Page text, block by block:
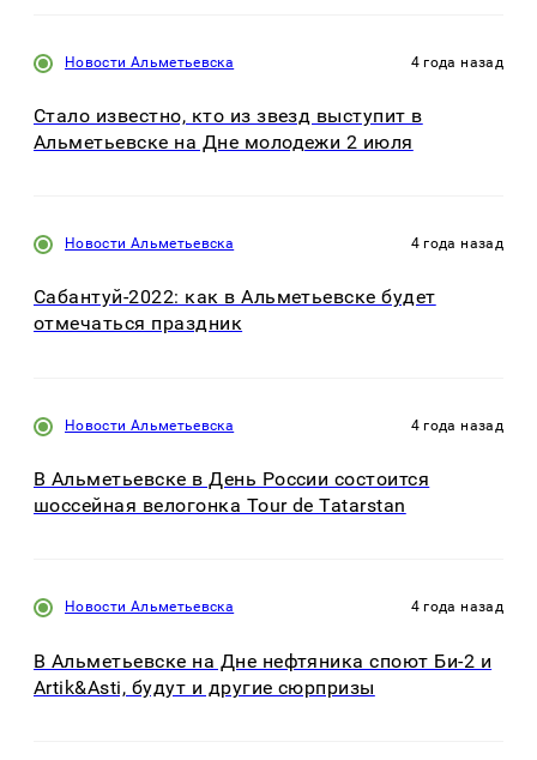
Новости Альметьевска 4 года назад
Стало известно, кто из звезд выступит в
Альметьевске на Дне молодежи 2 июля
Новости Альметьевска 4 года назад
Сабантуй-2022: как в Альметьевске будет
отмечаться праздник
Новости Альметьевска 4 года назад
В Альметьевске в День России состоится
шоссейная велогонка Tour de Tatarstan
Новости Альметьевска 4 года назад
В Альметьевске на Дне нефтяника споют Би-2 и
Artik&Asti, будут и другие сюрпризы